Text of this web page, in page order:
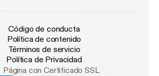
Código de conducta
Política de contenido
Términos de servicio
Política de Privacidad
Página con Certificado SSL